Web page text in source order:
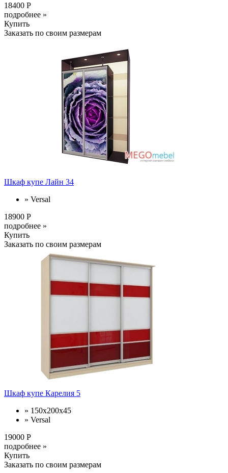
18400 Р
подробнее »
Купить
Заказать по своим размерам
Шкаф купе Лайн 34
» Versal
18900 Р
подробнее »
Купить
Заказать по своим размерам
Шкаф купе Карелия 5
» 150х200х45
» Versal
19000 Р
подробнее »
Купить
Заказать по своим размерам